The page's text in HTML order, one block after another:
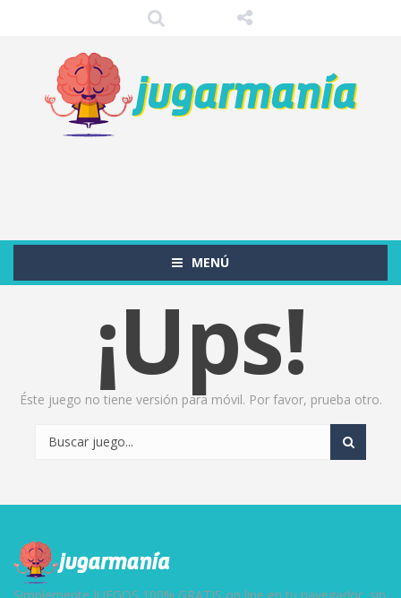
MENÚ
¡Ups!
Éste juego no tiene versión para móvil. Por favor, prueba otro.